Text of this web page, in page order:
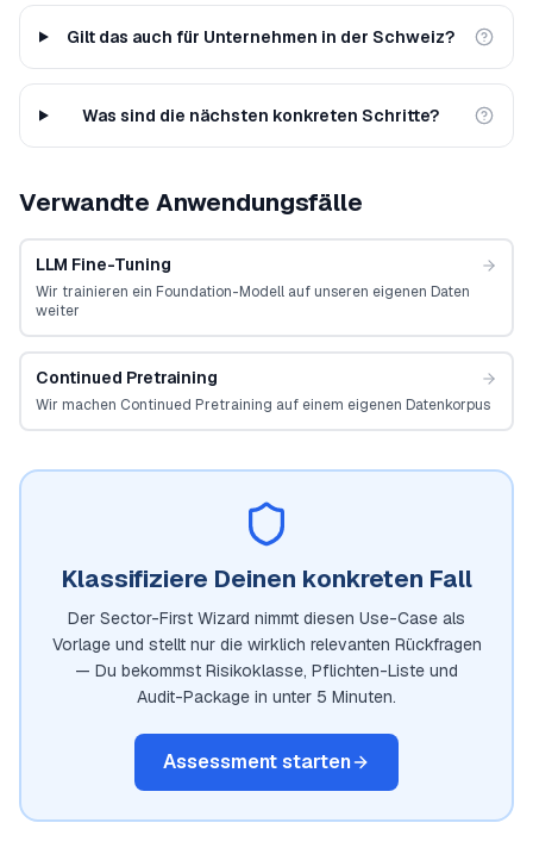
Gilt das auch für Unternehmen in der Schweiz?
Was sind die nächsten konkreten Schritte?
Verwandte Anwendungsfälle
LLM Fine-Tuning
Wir trainieren ein Foundation-Modell auf unseren eigenen Daten
weiter
Continued Pretraining
Wir machen Continued Pretraining auf einem eigenen Datenkorpus
Klassifiziere Deinen konkreten Fall
Der Sector-First Wizard nimmt diesen Use-Case als
Vorlage und stellt nur die wirklich relevanten Rückfragen
— Du bekommst Risikoklasse, Pflichten-Liste und
Audit-Package in unter 5 Minuten.
Assessment starten